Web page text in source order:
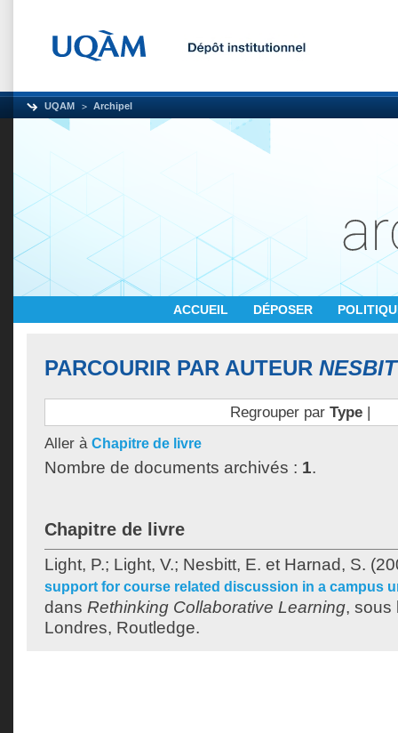
UQAM Archipel
ACCUEIL DÉPOSER
PARCOURIR PAR AUTEUR
Regrouper par Type|
Aller à Chapitre de livre
Nombre de documents archivés : 1.
Chapitre de livre
Light, P.; Light, V.; Nesbitt, E. et Harnad, S.
support for course related discussion in a campus
dans Rethinking Collaborative Learning, sous
Londres, Routledge.